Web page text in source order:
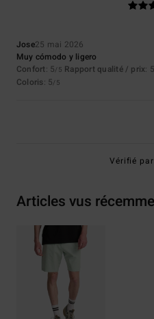
Jose25 mai 2026
Muy cómodo y ligero
Confort: 5/5 Rapport qualité / prix: 5
Coloris: 5/5
Vérifié
Articles vus